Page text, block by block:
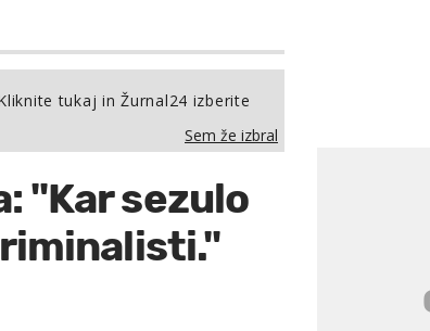
tukaj in Žurnal24 izberite
Sem že izbral
"Kar sezulo